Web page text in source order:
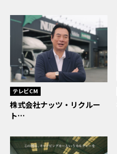
テレビCM
株式会社ナッツ・リクルー
ト…